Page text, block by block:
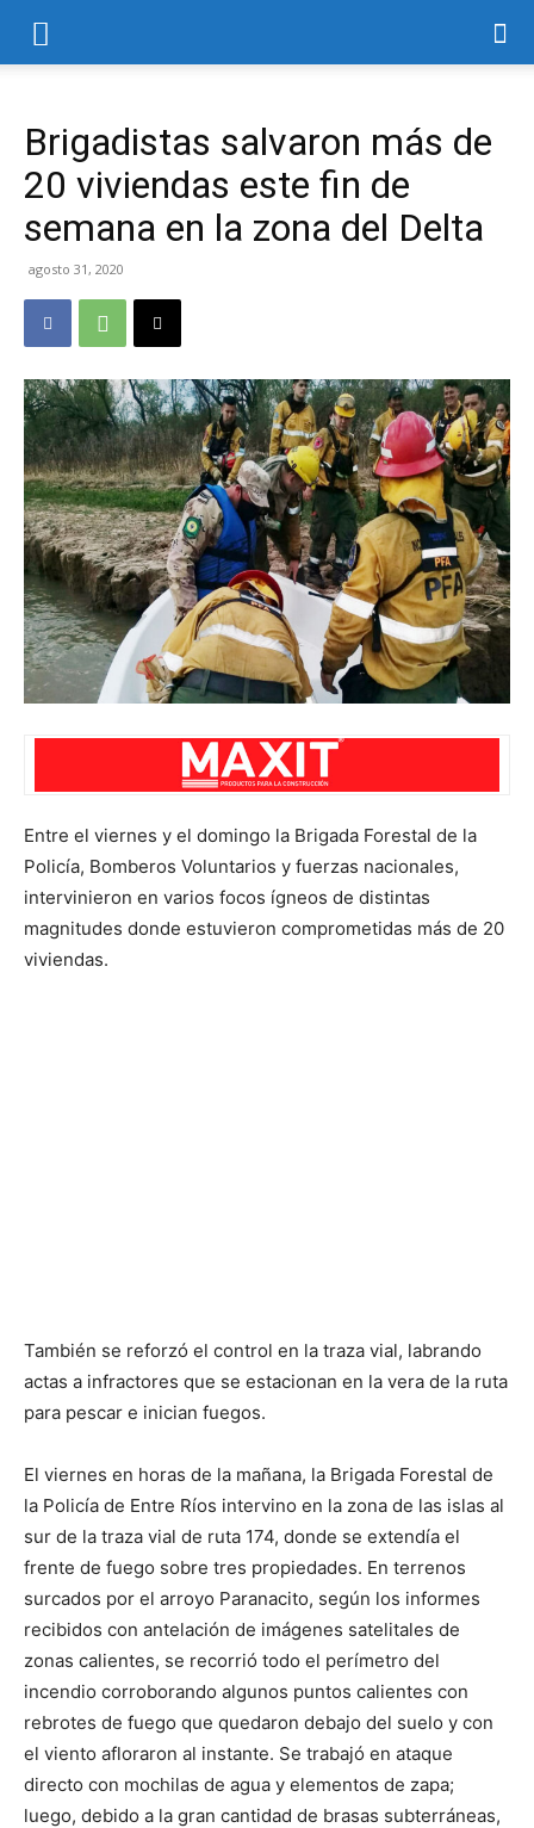
Brigadistas salvaron más de
20 viviendas este fin de
semana en la zona del Delta
agosto 31, 2020
Entre el viernes y el domingo la Brigada Forestal de la
Policía, Bomberos Voluntarios y fuerzas nacionales,
intervinieron en varios focos ígneos de distintas
magnitudes donde estuvieron comprometidas más de 20
viviendas.
También se reforzó el control en la traza vial, labrando
actas a infractores que se estacionan en la vera de la ruta
para pescar e inician fuegos.
El viernes en horas de la mañana, la Brigada Forestal de
la Policía de Entre Ríos intervino en la zona de las islas al
sur de la traza vial de ruta 174, donde se extendía el
frente de fuego sobre tres propiedades. En terrenos
surcados por el arroyo Paranacito, según los informes
recibidos con antelación de imágenes satelitales de
zonas calientes, se recorrió todo el perímetro del
incendio corroborando algunos puntos calientes con
rebrotes de fuego que quedaron debajo del suelo y con
el viento afloraron al instante. Se trabajó en ataque
directo con mochilas de agua y elementos de zapa;
luego, debido a la gran cantidad de brasas subterráneas,